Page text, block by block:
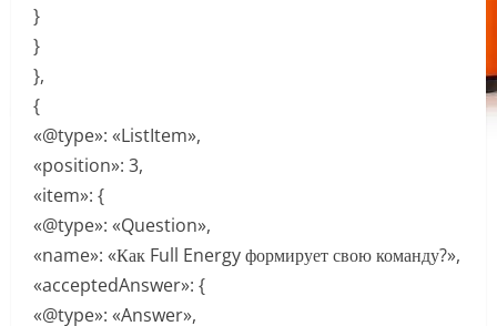
}
}
},
{
«@type»: «ListItem»,
«position»: 3,
«item»: {
«@type»: «Question»,
«name»: «Как Full Energy формирует свою команду?»,
«acceptedAnswer»: {
«@type»: «Answer»,